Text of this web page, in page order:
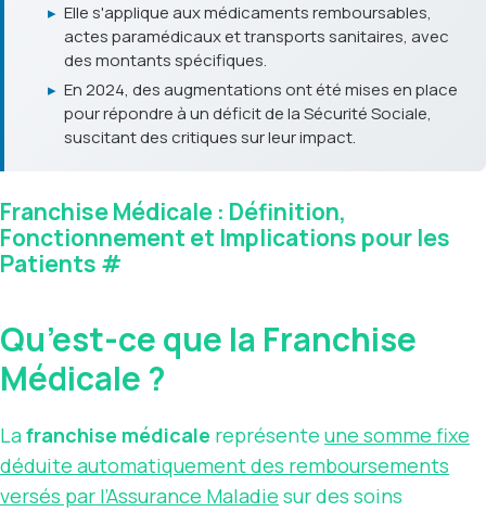
▸ Elle s'applique aux médicaments remboursables,
actes paramédicaux et transports sanitaires, avec
des montants spécifiques.
▸ En 2024, des augmentations ont été mises en place
pour répondre à un déficit de la Sécurité Sociale,
suscitant des critiques sur leur impact.
Franchise Médicale : Définition,
Fonctionnement et Implications pour les
Patients #
Qu’est-ce que la Franchise
Médicale ?
Lafranchise médicale représente une somme fixe
déduite automatiquement des remboursements
versés par l’Assurance Maladie sur des soins